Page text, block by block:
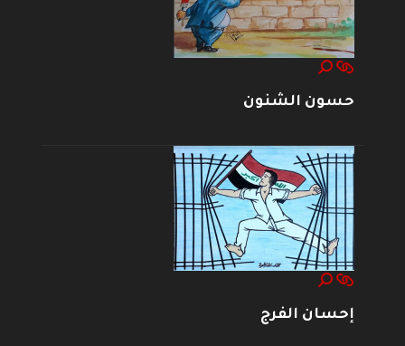
حسون الشنون
إحسان الفرج